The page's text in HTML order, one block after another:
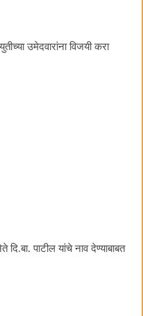
उमेदवारांना विजयी करा
पाटील यांचे नाव देण्याबाबत